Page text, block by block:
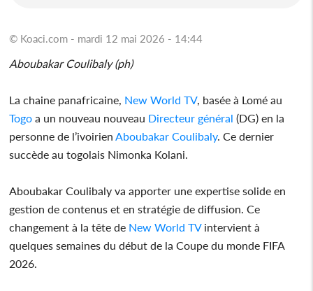
© Koaci.com - mardi 12 mai 2026 - 14:44
Aboubakar Coulibaly (ph)
La chaine panafricaine, New World TV, basée à Lomé au
Togo a un nouveau nouveau Directeur général (DG) en la
personne de l’ivoirien Aboubakar Coulibaly. Ce dernier
succède au togolais Nimonka Kolani.
Aboubakar Coulibaly va apporter une expertise solide en
gestion de contenus et en stratégie de diffusion. Ce
changement à la tête de New World TVintervient à
quelques semaines du début de la Coupe du monde FIFA
2026.